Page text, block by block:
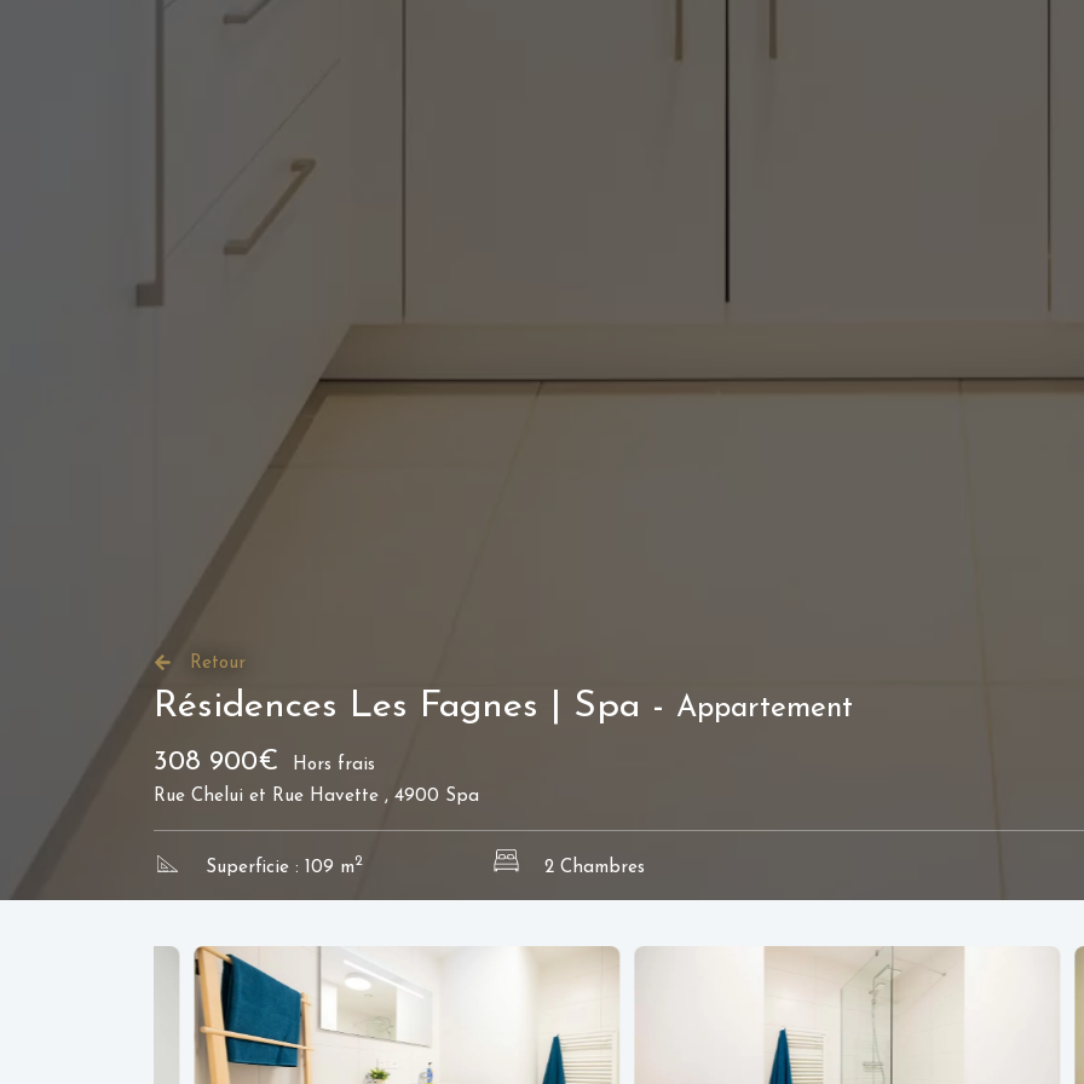
Retour
Résidences Les Fagnes | Spa - Appartement
308 900€
Hors frais
Rue Chelui et Rue Havette , 4900 Spa
Superficie : 109 m2 2 Chambres